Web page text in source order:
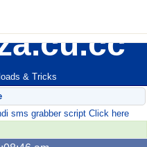
& Tricks
sms grabber script Click here